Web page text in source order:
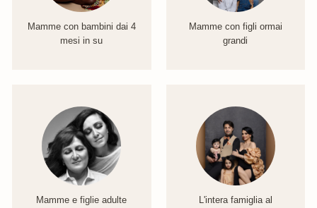
Mamme con bambini dai 4
mesi in su
Mamme con figli ormai
grandi
Mamme e figlie adulte
L'intera famiglia al